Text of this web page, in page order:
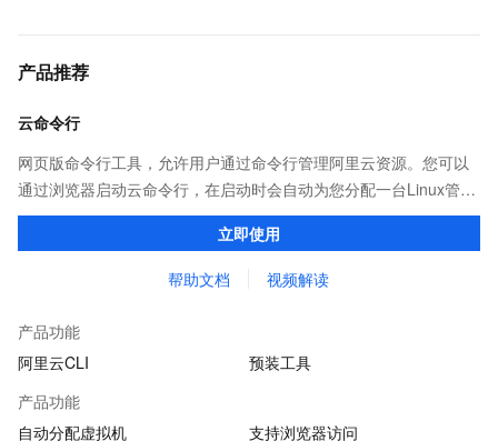
产品推荐
云命令行
网页版命令行工具，允许用户通过命令行管理阿里云资源。您可以
通过浏览器启动云命令行，在启动时会自动为您分配一台Linux管理
机，并预装CLI、Terraform等多种云管理工具和ssh、vim、jq等系
立即使用
帮助文档 视频解读
产品功能
阿里云CLI
预装工具
产品功能
自动分配虚拟机
支持浏览器访问